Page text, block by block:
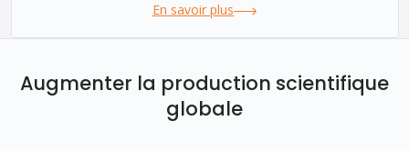
En savoir plus
Augmenter la production scientifique
globale